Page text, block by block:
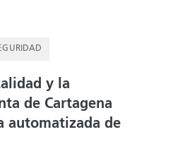
y la
de Cartagena
automatizada de